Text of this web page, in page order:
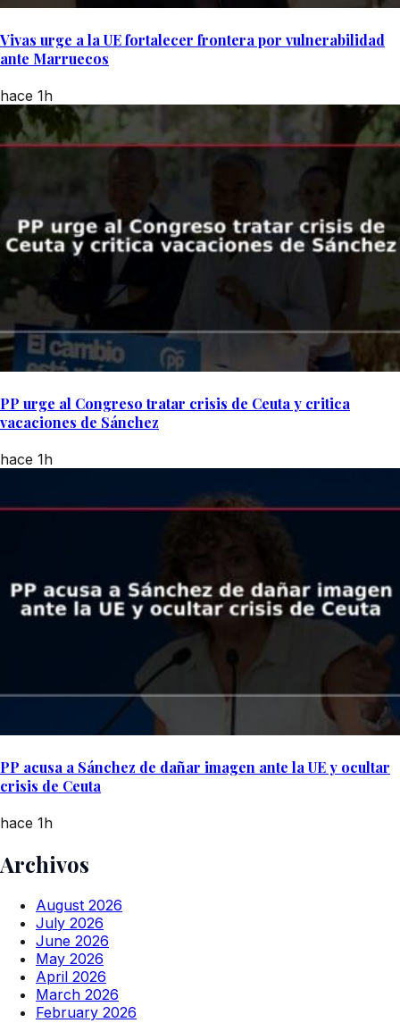
Vivas urge a la UE fortalecer frontera por vulnerabilidad
ante Marruecos
hace 1h
PP urge al Congreso tratar crisis de Ceuta y critica
vacaciones de Sánchez
hace 1h
PP acusa a Sánchez de dañar imagen ante la UE y ocultar
crisis de Ceuta
hace 1h
Archivos
August 2026
July 2026
June 2026
May 2026
April 2026
March 2026
February 2026